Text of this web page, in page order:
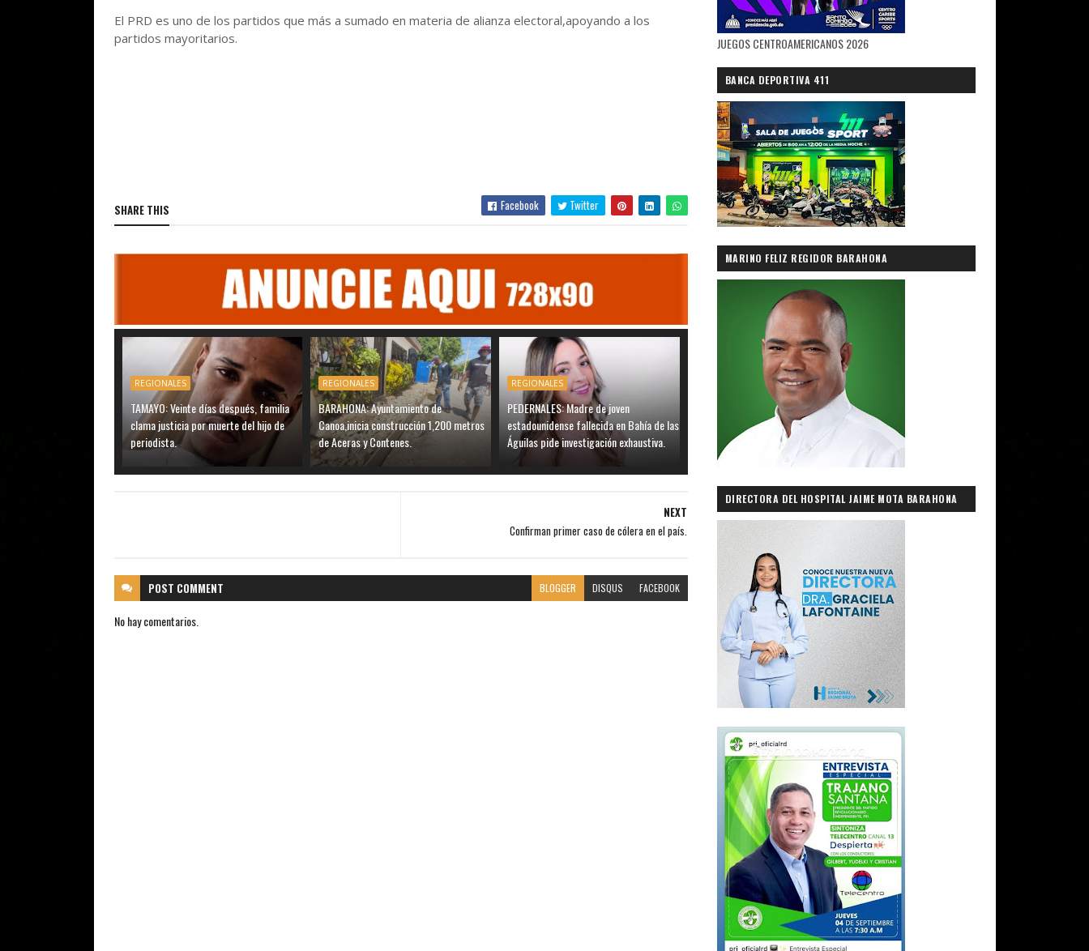
El PRD es uno de los partidos que más a sumado en materia de alianza electoral,apoyando a los
partidos mayoritarios.
SHARE THIS Facebook Twitter
REGIONALES
TAMAYO: Veinte días después, familia
clama justicia por muerte del hijo de
periodista.
REGIONALES
BARAHONA: Ayuntamiento de
Canoa,inicia construcción 1,200 metros
de Aceras y Contenes.
REGIONALES
PEDERNALES: Madre de joven
estadounidense fallecida en Bahía de las
Águilas pide investigación exhaustiva.
NEXT
Confirman primer caso de cólera en el país.
POST COMMENT BLOGGER DISQUS FACEBOOK
No hay comentarios.
JUEGOS CENTROAMERICANOS 2026
BANCA DEPORTIVA 411
MARINO FELIZ REGIDOR BARAHONA
DIRECTORA DEL HOSPITAL JAIME MOTA BARAHONA